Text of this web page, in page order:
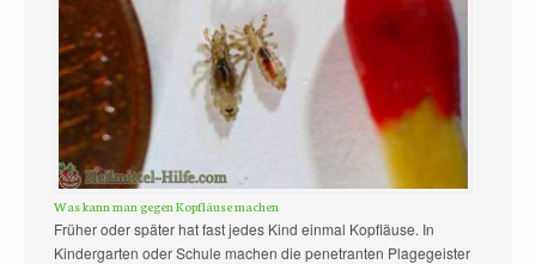
Was kann man gegen Kopfläuse machen
Früher oder später hat fast jedes Kind einmal Kopfläuse. In
Kindergarten oder Schule machen die penetranten Plagegeister